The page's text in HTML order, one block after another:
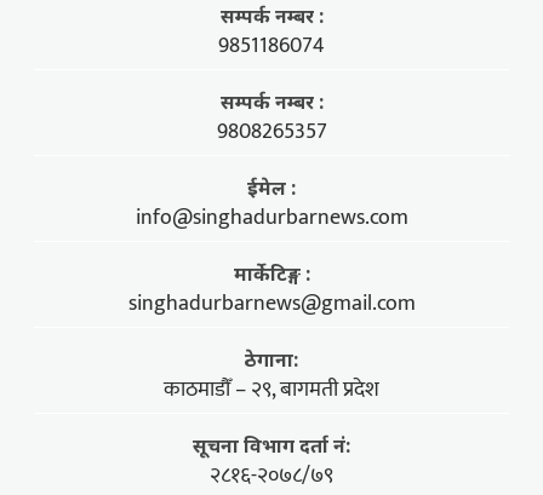
सम्पर्क नम्बर :
9851186074
सम्पर्क नम्बर :
9808265357
ईमेल :
info@singhadurbarnews.com
मार्केटिङ्ग :
singhadurbarnews@gmail.com
ठेगाना:
काठमाडौँ – २९, बागमती प्रदेश
सूचना विभाग दर्ता नं:
२८१६-२०७८/७९